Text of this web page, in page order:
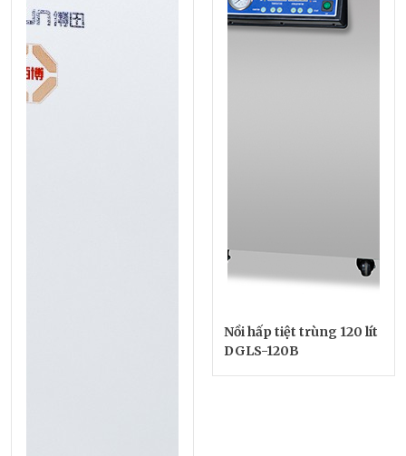
Nồi hấp tiệt trùng 120 lít
DGLS-120B